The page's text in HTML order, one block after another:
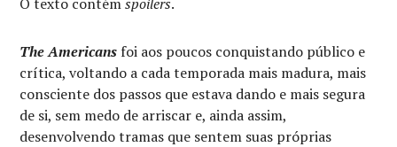
The Americans foi aos poucos conquistando público e
crítica, voltando a cada temporada mais madura, mais
consciente dos passos que estava dando e mais segura
de si, sem medo de arriscar e, ainda assim,
desenvolvendo tramas que sentem suas próprias